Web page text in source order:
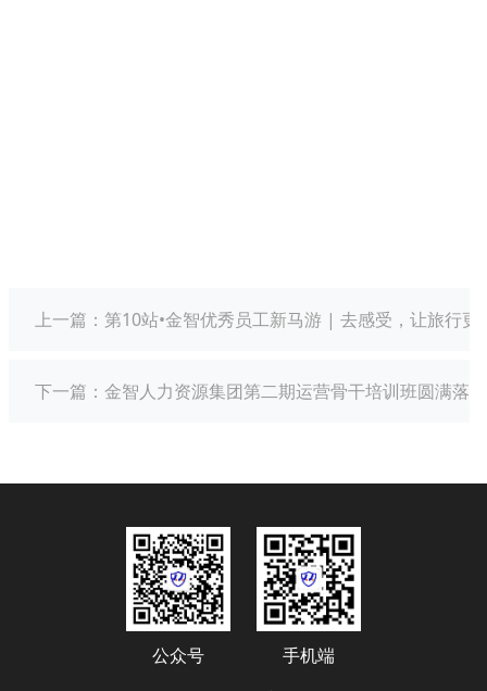
上一篇： 第10站•金智优秀员工新马游 | 去感受，让旅行更
下一篇： 金智人力资源集团第二期运营骨干培训班圆满落
公众号
手机端